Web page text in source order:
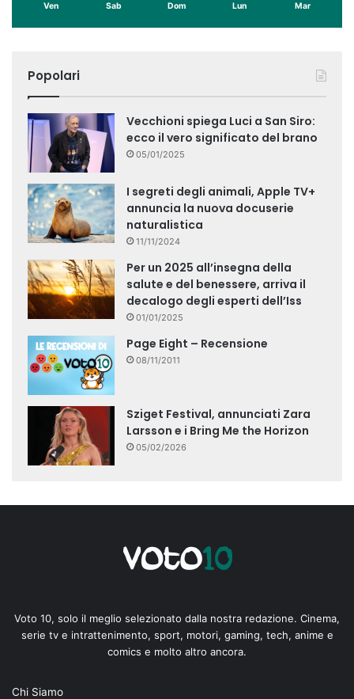
Ven Sab Dom Lun Mar
Popolari
Vecchioni spiega Luci a San Siro:
ecco il vero significato del brano
05/01/2025
I segreti degli animali, Apple TV+
annuncia la nuova docuserie
naturalistica
11/11/2024
Per un 2025 all’insegna della
salute e del benessere, arriva il
decalogo degli esperti dell’Iss
01/01/2025
Page Eight – Recensione
08/11/2011
Sziget Festival, annunciati Zara
Larsson e i Bring Me the Horizon
05/02/2026
Voto 10, solo il meglio selezionato dalla nostra redazione. Cinema,
serie tv e intrattenimento, sport, motori, gaming, tech, anime e
comics e molto altro ancora.
Chi Siamo